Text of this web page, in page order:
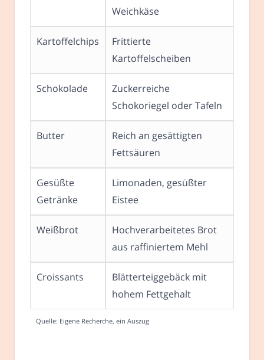
Weichkäse
Kartoffelchips
Frittierte
Kartoffelscheiben
Schokolade
Zuckerreiche
Schokoriegel oder Tafeln
Butter
Reich an gesättigten
Fettsäuren
Gesüßte
Getränke
Limonaden, gesüßter
Eistee
Weißbrot
Hochverarbeitetes Brot
aus raffiniertem Mehl
Croissants
Blätterteiggebäck mit
hohem Fettgehalt
Quelle: Eigene Recherche, ein Auszug